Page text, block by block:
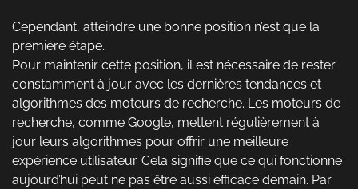
Cependant, atteindre une bonne position n’est que la
première étape.
Pour maintenir cette position, il est nécessaire de rester
constamment à jour avec les dernières tendances et
algorithmes des moteurs de recherche. Les moteurs de
recherche, comme Google, mettent régulièrement à
jour leurs algorithmes pour offrir une meilleure
expérience utilisateur. Cela signifie que ce qui fonctionne
aujourd’hui peut ne pas être aussi efficace demain. Par